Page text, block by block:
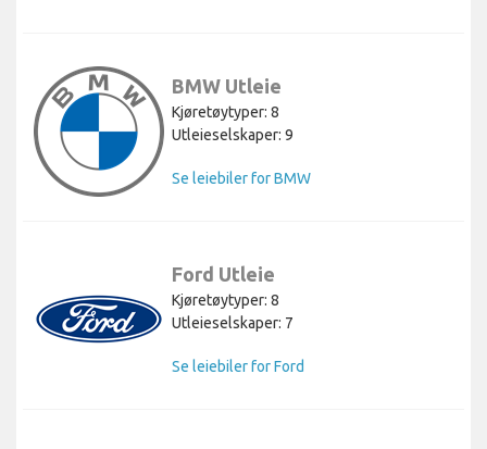
BMW Utleie
Kjøretøytyper: 8
Utleieselskaper: 9
Se leiebiler for BMW
Ford Utleie
Kjøretøytyper: 8
Utleieselskaper: 7
Se leiebiler for Ford